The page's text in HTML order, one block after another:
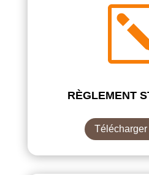
RÈGLEMENT